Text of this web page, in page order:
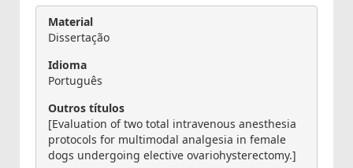
Material
Dissertação
Idioma
Português
Outros títulos
[Evaluation of two total intravenous anesthesia
protocols for multimodal analgesia in female
dogs undergoing elective ovariohysterectomy.]